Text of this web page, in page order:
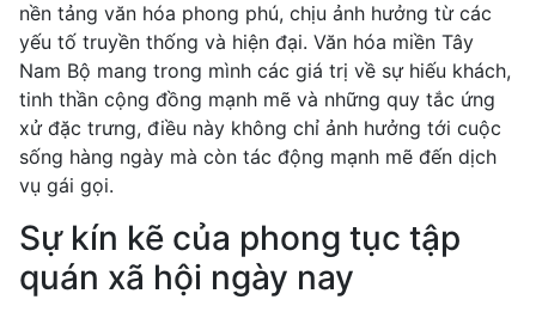
nền tảng văn hóa phong phú, chịu ảnh hưởng từ các
yếu tố truyền thống và hiện đại. Văn hóa miền Tây
Nam Bộ mang trong mình các giá trị về sự hiếu khách,
tinh thần cộng đồng mạnh mẽ và những quy tắc ứng
xử đặc trưng, điều này không chỉ ảnh hưởng tới cuộc
sống hàng ngày mà còn tác động mạnh mẽ đến dịch
vụ gái gọi.
Sự kín kẽ của phong tục tập
quán xã hội ngày nay